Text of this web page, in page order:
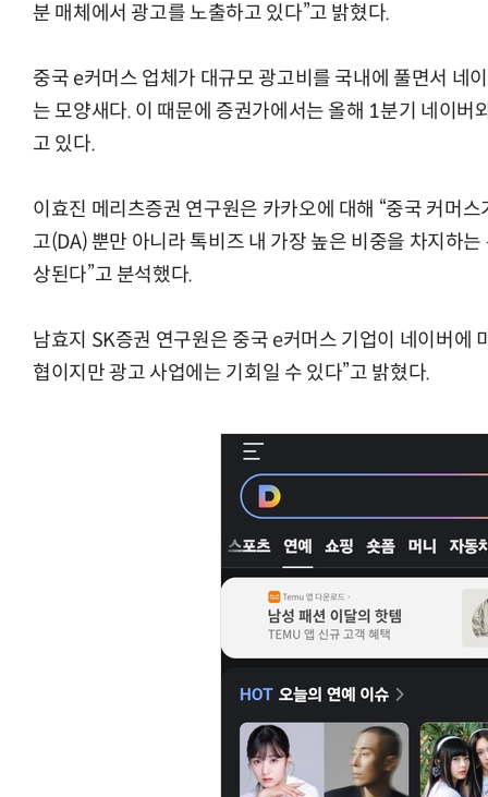
분 매체에서 광고를 노출하고 있다”고 밝혔다.
중국 e커머스 업체가 대규모 광고비를 국내에 풀면서 네
는 모양새다. 이 때문에 증권가에서는 올해 1분기 네이버
고 있다.
이효진 메리츠증권 연구원은 카카오에 대해 “중국 커머
고(DA) 뿐만 아니라 톡비즈 내 가장 높은 비중을 차지하
상된다”고 분석했다.
남효지 SK증권 연구원은 중국 e커머스 기업이 네이버에
협이지만 광고 사업에는 기회일 수 있다”고 밝혔다.